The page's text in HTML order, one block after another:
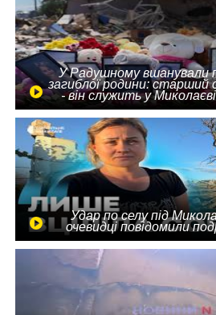
У Радушному вшанували
загиблої родини: старший
- він служить у
Удар по селу під
очевидці повідомили